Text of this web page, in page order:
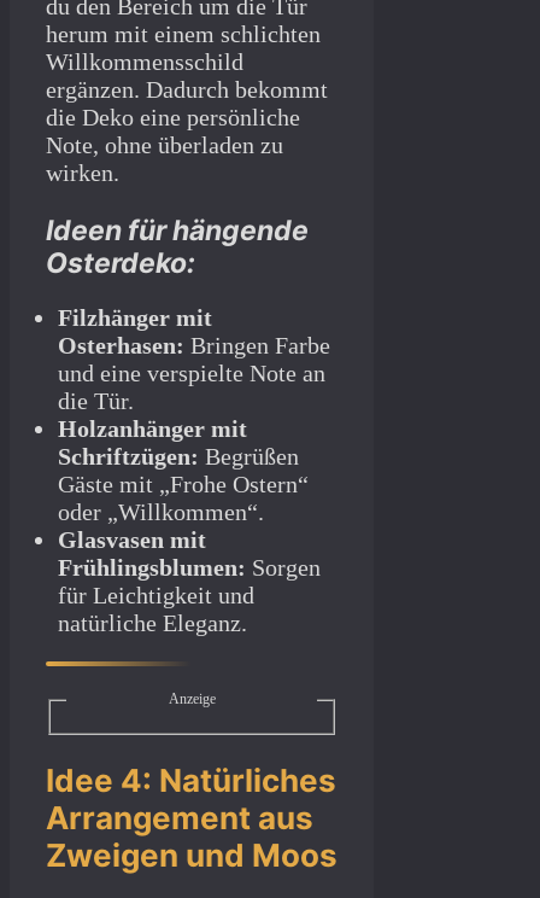
du den Bereich um die Tür
herum mit einem schlichten
Willkommensschild
ergänzen. Dadurch bekommt
die Deko eine persönliche
Note, ohne überladen zu
wirken.
Ideen für hängende
Osterdeko:
Filzhänger mit
Osterhasen: Bringen Farbe
und eine verspielte Note an
die Tür.
Holzanhänger mit
Schriftzügen: Begrüßen
Gäste mit „Frohe Ostern“
oder „Willkommen“.
Glasvasen mit
Frühlingsblumen: Sorgen
für Leichtigkeit und
natürliche Eleganz.
Anzeige
Idee 4: Natürliches
Arrangement aus
Zweigen und Moos